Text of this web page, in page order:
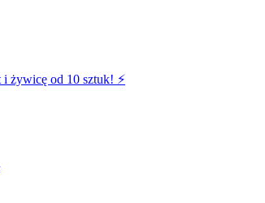
i żywicę od 10 sztuk! ⚡️